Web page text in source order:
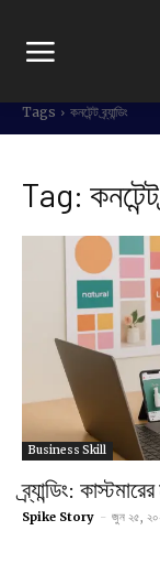
Tags কনটেন্ট ব্র্যান্ডিং
Tag: কনটেন্ট
Business Skill
ব্র্যান্ডিং:
Spike Story - জুন ২৫,